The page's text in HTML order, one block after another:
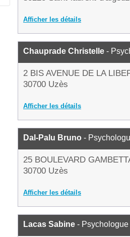
Afficher les détails
Chauprade Christelle -
2 BIS AVENUE DE LA
30700 Uzès
Afficher les détails
Dal-Palu Bruno -
25 BOULEVARD
30700 Uzès
Afficher les détails
Lacas Sabine - Psychologue